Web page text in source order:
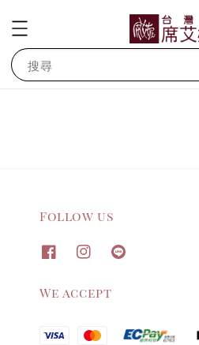
搜尋
Follow us
We accept